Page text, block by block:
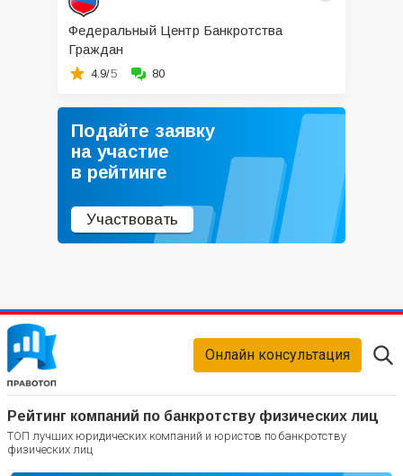
Федеральный Центр Банкротства
Граждан
4.9/5 80
Подайте заявку
на участие
в рейтинге
Участвовать
Рейтинг компаний по банкротству физических лиц
ТОП лучших юридических компаний и юристов по банкротству
физических лиц
Онлайн консультация